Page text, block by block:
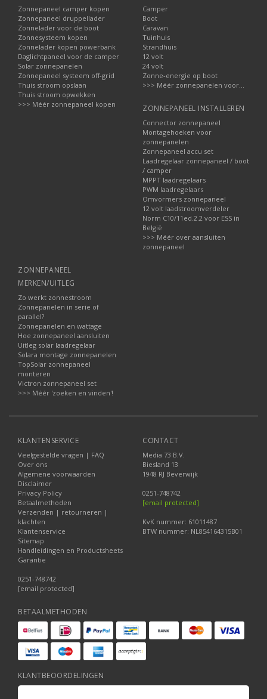
Zonnepaneel camper kopen
Zonnepaneel druppellader
Zonnelader voor de boot
Zonnesysteem kopen
Zonnelader kopen powerbank
Daglichtpaneel voor de camper
Solar zonnepanelen
Zonnepaneel systeem off-grid
Thuis stroom opslaan
Thuis stroom opwekken
>>> Méér zonnepaneel kopen
Camper
Boot
Caravan
Tuinhuis
Strandhuis
12 volt
24 volt
Zonne-energie op boot
>>> Méér zonnepanelen voor...
ZONNEPANEEL INSTALLEREN
Connector zonnepaneel
Montagehoeken voor
zonnepanelen
Zonnepaneel accu set
Laadregelaar zonnepaneel / boot
/ camper
MPPT laadregelaars
PWM laadregelaars
Omvormers zonnepaneel
12 volt laadstroomverdeler
Norm C10/11ed.2.2 voor ESS in
België
>>> Méér over aansluiten
zonnepaneel
ZONNEPANEEL
MERKEN/UITLEG
Zo werkt zonnestroom
Zonnepanelen in serie of
parallel?
Zonnepanelen en wattage
Hoe zonnepaneel aansluiten
Uitleg solar laadregelaar
Solara montage zonnepanelen
TopSolar zonnepaneel
monteren
Victron zonnepaneel set
>>> Méér 'zoeken en vinden'!
KLANTENSERVICE
Veelgestelde vragen | FAQ
Over ons
Algemene voorwaarden
Disclaimer
Privacy Policy
Betaalmethoden
Verzenden | retourneren |
klachten
Klantenservice
Sitemap
Handleidingen en Productsheets
Garantie
0251-748742
[email protected]
CONTACT
Media 73 B.V.
Biesland 13
1948 RJ Beverwijk
0251-748742
[email protected]
KvK nummer: 61011487
BTW nummer: NL854164315B01
BETAALMETHODEN
KLANTBEOORDELINGEN